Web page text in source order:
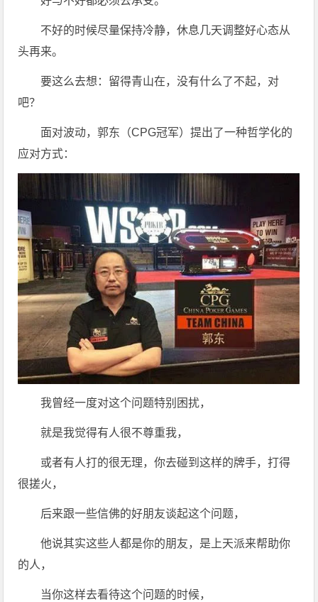
不好的时候尽量保持冷静，休息几天调整好心态从
头再来。
要这么去想：留得青山在，没有什么了不起，对
吧？
面对波动，郭东（CPG冠军）提出了一种哲学化的
应对方式：
我曾经一度对这个问题特别困扰，
就是我觉得有人很不尊重我，
或者有人打的很无理，你去碰到这样的牌手，打得
很搓火，
后来跟一些信佛的好朋友谈起这个问题，
他说其实这些人都是你的朋友，是上天派来帮助你
的人，
当你这样去看待这个问题的时候，